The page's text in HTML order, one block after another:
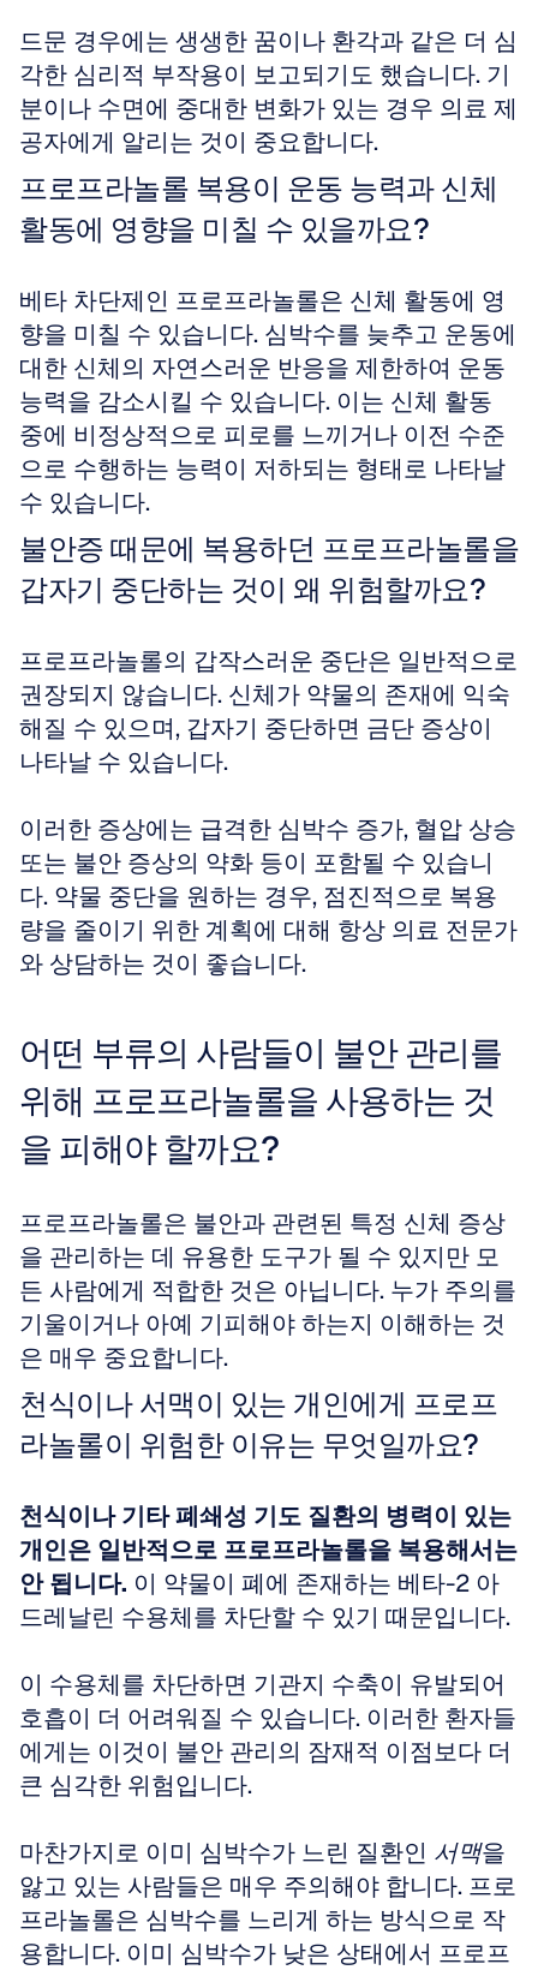
드문 경우에는 생생한 꿈이나 환각과 같은 더 심
각한 심리적 부작용이 보고되기도 했습니다. 기
분이나 수면에 중대한 변화가 있는 경우 의료 제
공자에게 알리는 것이 중요합니다.
프로프라놀롤 복용이 운동 능력과 신체
활동에 영향을 미칠 수 있을까요?
베타 차단제인 프로프라놀롤은 신체 활동에 영
향을 미칠 수 있습니다. 심박수를 늦추고 운동에
대한 신체의 자연스러운 반응을 제한하여 운동
능력을 감소시킬 수 있습니다. 이는 신체 활동
중에 비정상적으로 피로를 느끼거나 이전 수준
으로 수행하는 능력이 저하되는 형태로 나타날
수 있습니다.
불안증 때문에 복용하던 프로프라놀롤을
갑자기 중단하는 것이 왜 위험할까요?
프로프라놀롤의 갑작스러운 중단은 일반적으로
권장되지 않습니다. 신체가 약물의 존재에 익숙
해질 수 있으며, 갑자기 중단하면 금단 증상이
나타날 수 있습니다.
이러한 증상에는 급격한 심박수 증가, 혈압 상승
또는 불안 증상의 약화 등이 포함될 수 있습니
다. 약물 중단을 원하는 경우, 점진적으로 복용
량을 줄이기 위한 계획에 대해 항상 의료 전문가
와 상담하는 것이 좋습니다.
어떤 부류의 사람들이 불안 관리를
위해 프로프라놀롤을 사용하는 것
을 피해야 할까요?
프로프라놀롤은 불안과 관련된 특정 신체 증상
을 관리하는 데 유용한 도구가 될 수 있지만 모
든 사람에게 적합한 것은 아닙니다. 누가 주의를
기울이거나 아예 기피해야 하는지 이해하는 것
은 매우 중요합니다.
천식이나 서맥이 있는 개인에게 프로프
라놀롤이 위험한 이유는 무엇일까요?
천식이나 기타 폐쇄성 기도 질환의 병력이 있는
개인은 일반적으로 프로프라놀롤을 복용해서는
안 됩니다. 이 약물이 폐에 존재하는 베타-2 아
드레날린 수용체를 차단할 수 있기 때문입니다.
이 수용체를 차단하면 기관지 수축이 유발되어
호흡이 더 어려워질 수 있습니다. 이러한 환자들
에게는 이것이 불안 관리의 잠재적 이점보다 더
큰 심각한 위험입니다.
마찬가지로 이미 심박수가 느린 질환인 서맥을
앓고 있는 사람들은 매우 주의해야 합니다. 프로
프라놀롤은 심박수를 느리게 하는 방식으로 작
용합니다. 이미 심박수가 낮은 상태에서 프로프